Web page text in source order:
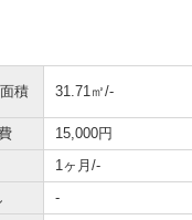
積 31.71㎡/-
15,000円
1ヶ月/-
-